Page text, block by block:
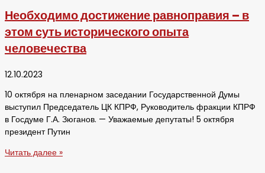
Необходимо достижение равноправия – в
этом суть исторического опыта
человечества
12.10.2023
10 октября на пленарном заседании Государственной Думы
выступил Председатель ЦК КПРФ, Руководитель фракции КПРФ
в Госдуме Г.А. Зюганов. — Уважаемые депутаты! 5 октября
президент Путин
Читать далее »